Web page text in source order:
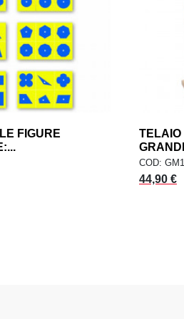
CARRELLO
FIGURE
TELAIO
COD:
44,90 €